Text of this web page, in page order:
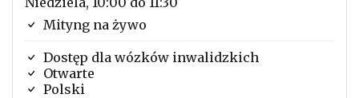
Mityng na żywo
Dostęp dla wózków inwalidzkich
Otwarte
Polski